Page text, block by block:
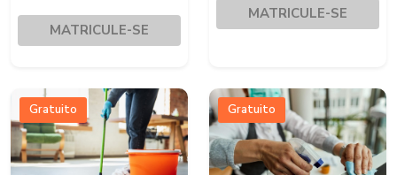
MATRICULE-SE
MATRICULE-SE
Gratuito Gratuito